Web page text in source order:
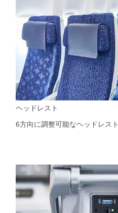
ヘッドレスト
6方向に調整可能なヘッドレスト